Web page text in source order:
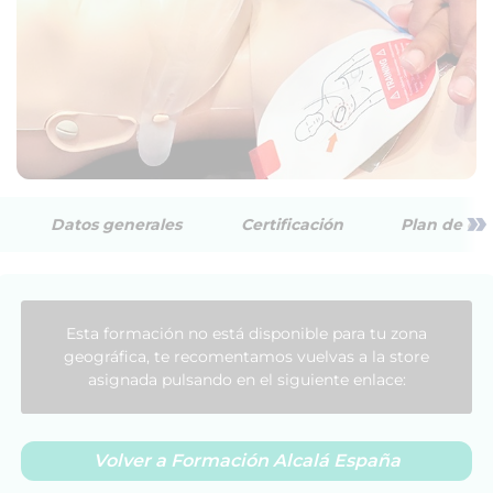
Datos generales Certificación Plan de »
Esta formación no está disponible para tu zona
geográfica, te recomentamos vuelvas a la store
asignada pulsando en el siguiente enlace:
Volver a Formación Alcalá España